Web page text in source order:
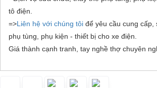
tô điện.
=>Liên hệ với chúng tôi để yêu cầu cung
phụ tùng, phụ kiện - thiết bị cho xe điện.
Giá thành cạnh tranh, tay nghề thợ chuyên